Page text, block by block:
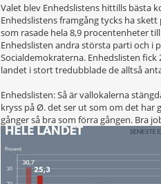
Valet blev Enhedslistens hittills bästa
Enhedslistens framgång tycks ha
som rasade hela 8,9 procentenheter
Enhedslisten andra största parti och i
Socialdemokraterna. Enhedslisten fick
landet i stort tredubblade de alltså
Enhedslisten: Så är vallokalerna
kryss på Ø. det ser ut som om det
gånger så bra som förra gången. Bra